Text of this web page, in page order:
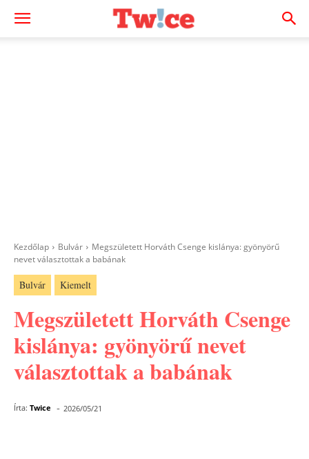
Kezdőlap Bulvár
Megszületett Horváth Csenge kislánya: gyönyörű
nevet választottak a babának
Bulvár Kiemelt
Megszületett Horváth Csenge
kislánya: gyönyörű nevet
választottak a babának
Írta: Twice - 2026/05/21